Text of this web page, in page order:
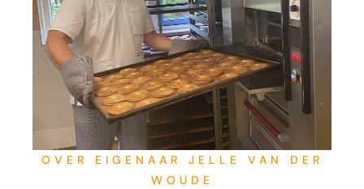
OVER EIGENAAR JELLE VAN DER
WOUDE